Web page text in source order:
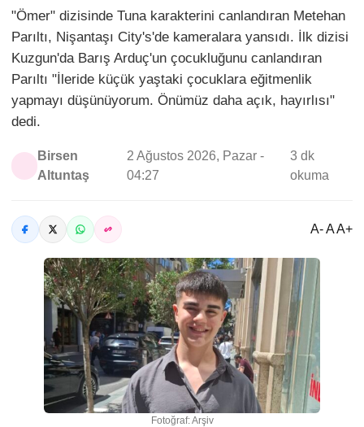
"Ömer" dizisinde Tuna karakterini canlandıran Metehan
Parıltı, Nişantaşı City's'de kameralara yansıdı. İlk dizisi
Kuzgun'da Barış Arduç'un çocukluğunu canlandıran
Parıltı "İleride küçük yaştaki çocuklara eğitmenlik
yapmayı düşünüyorum. Önümüz daha açık, hayırlısı"
dedi.
Birsen
Altuntaş
2 Ağustos 2026, Pazar -
04:27
3 dk
okuma
A- A A+
Fotoğraf: Arşiv